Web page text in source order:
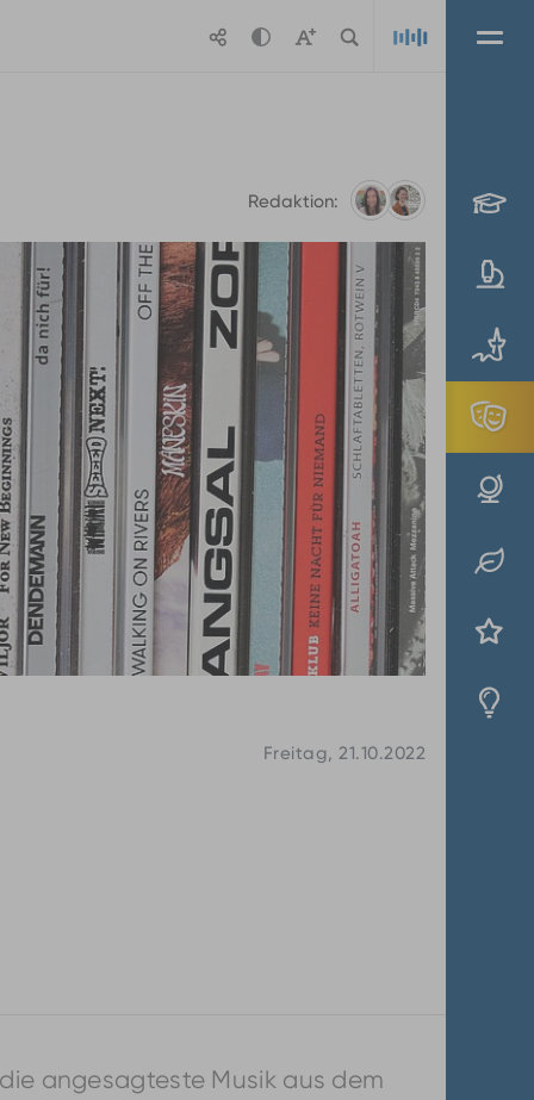
Redaktion:
Guthseel
(Foto:
Marlene
Guthseel)
Freitag, 21.10.2022
angesagteste Musik aus dem